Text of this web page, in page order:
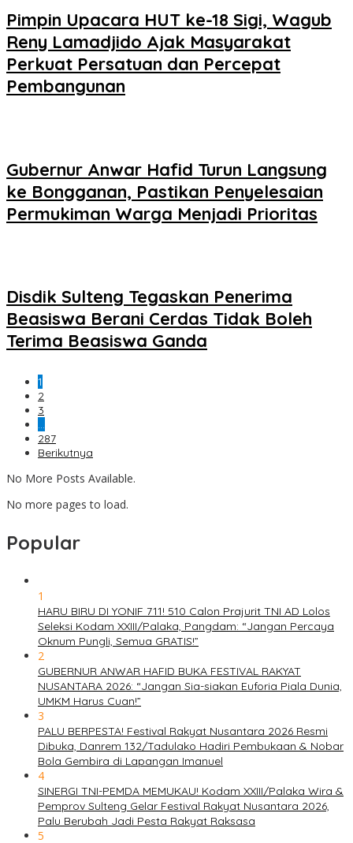
Pimpin Upacara HUT ke-18 Sigi, Wagub
Reny Lamadjido Ajak Masyarakat
Perkuat Persatuan dan Percepat
Pembangunan
Gubernur Anwar Hafid Turun Langsung
ke Bongganan, Pastikan Penyelesaian
Permukiman Warga Menjadi Prioritas
Disdik Sulteng Tegaskan Penerima
Beasiswa Berani Cerdas Tidak Boleh
Terima Beasiswa Ganda
1
2
3
…
287
Berikutnya
No More Posts Available.
No more pages to load.
Popular
1
HARU BIRU DI YONIF 711! 510 Calon Prajurit TNI AD Lolos
Seleksi Kodam XXIII/Palaka, Pangdam: “Jangan Percaya
Oknum Pungli, Semua GRATIS!”
2
GUBERNUR ANWAR HAFID BUKA FESTIVAL RAKYAT
NUSANTARA 2026: “Jangan Sia-siakan Euforia Piala Dunia,
UMKM Harus Cuan!”
3
PALU BERPESTA! Festival Rakyat Nusantara 2026 Resmi
Dibuka, Danrem 132/Tadulako Hadiri Pembukaan & Nobar
Bola Gembira di Lapangan Imanuel
4
SINERGI TNI-PEMDA MEMUKAU! Kodam XXIII/Palaka Wira &
Pemprov Sulteng Gelar Festival Rakyat Nusantara 2026,
Palu Berubah Jadi Pesta Rakyat Raksasa
5